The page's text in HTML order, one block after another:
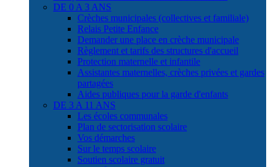
DE 0 A 3 ANS
Crèches municipales (collectives et familiale)
Relais Petite Enfance
Demander une place en crèche municipale
Règlement et tarifs des structures d'accueil
Protection maternelle et infantile
Assistantes maternelles, crèches privées et gardes
partagées
Aides publiques pour la garde d'enfants
DE 3 A 11 ANS
Les écoles communales
Plan de sectorisation scolaire
Vos démarches
Sur le temps scolaire
Soutien scolaire gratuit